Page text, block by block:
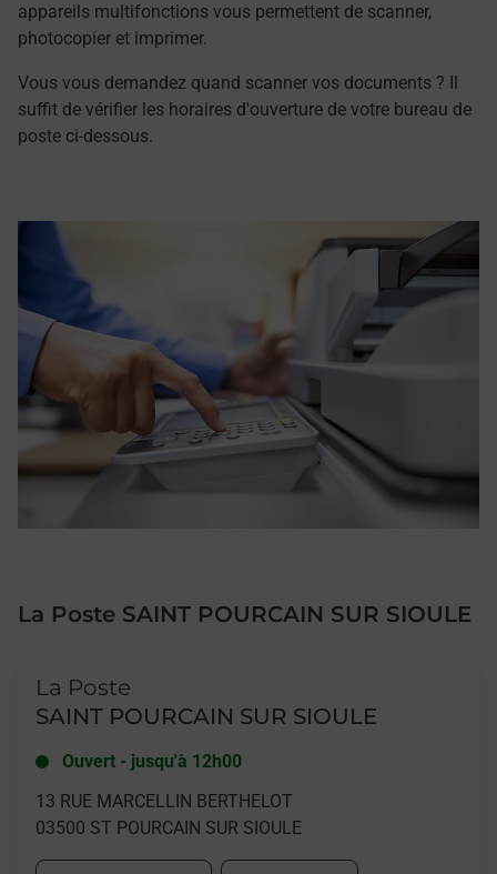
appareils multifonctions vous permettent de scanner,
photocopier et imprimer.
Vous vous demandez quand scanner vos documents ? Il
suffit de vérifier les horaires d'ouverture de votre bureau de
poste ci-dessous.
La Poste SAINT POURCAIN SUR SIOULE
La Poste
SAINT POURCAIN SUR SIOULE
Ouvert - jusqu'à 12h00
13 RUE MARCELLIN BERTHELOT
03500 ST POURCAIN SUR SIOULE